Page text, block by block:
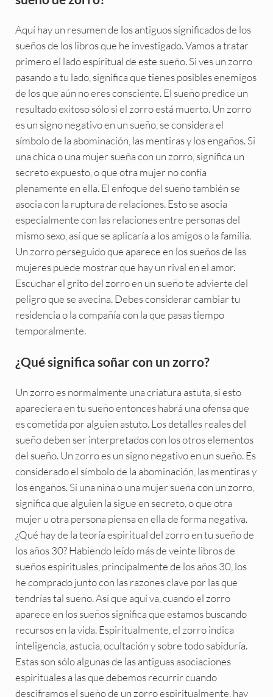
Aquí hay un resumen de los antiguos significados de los
sueños de los libros que he investigado. Vamos a tratar
primero el lado espiritual de este sueño. Si ves un zorro
pasando a tu lado, significa que tienes posibles enemigos
de los que aún no eres consciente. El sueño predice un
resultado exitoso sólo si el zorro está muerto. Un zorro
es un signo negativo en un sueño, se considera el
símbolo de la abominación, las mentiras y los engaños. Si
una chica o una mujer sueña con un zorro, significa un
secreto expuesto, o que otra mujer no confía
plenamente en ella. El enfoque del sueño también se
asocia con la ruptura de relaciones. Esto se asocia
especialmente con las relaciones entre personas del
mismo sexo, así que se aplicaría a los amigos o la familia.
Un zorro perseguido que aparece en los sueños de las
mujeres puede mostrar que hay un rival en el amor.
Escuchar el grito del zorro en un sueño te advierte del
peligro que se avecina. Debes considerar cambiar tu
residencia o la compañía con la que pasas tiempo
temporalmente.
¿Qué significa soñar con un zorro?
Un zorro es normalmente una criatura astuta, si esto
apareciera en tu sueño entonces habrá una ofensa que
es cometida por alguien astuto. Los detalles reales del
sueño deben ser interpretados con los otros elementos
del sueño. Un zorro es un signo negativo en un sueño. Es
considerado el símbolo de la abominación, las mentiras y
los engaños. Si una niña o una mujer sueña con un zorro,
significa que alguien la sigue en secreto, o que otra
mujer u otra persona piensa en ella de forma negativa.
¿Qué hay de la teoría espiritual del zorro en tu sueño de
los años 30? Habiendo leído más de veinte libros de
sueños espirituales, principalmente de los años 30, los
he comprado junto con las razones clave por las que
tendrías tal sueño. Así que aquí va, cuando el zorro
aparece en los sueños significa que estamos buscando
recursos en la vida. Espiritualmente, el zorro indica
inteligencia, astucia, ocultación y sobre todo sabiduría.
Estas son sólo algunas de las antiguas asociaciones
espirituales a las que debemos recurrir cuando
desciframos el sueño de un zorro espiritualmente, hay